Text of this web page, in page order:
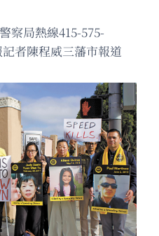
察局熱線415-575-
者陳程威三藩市報道